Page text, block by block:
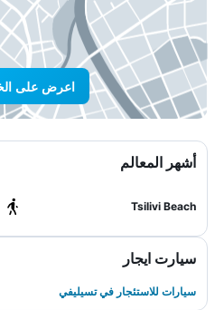
اعرض على
أشهر المعالم
Tsilivi Beach
سيارت ايجار
سيارات للاستئجار في تسيليفي